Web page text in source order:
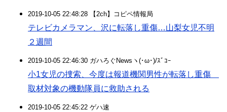
2019-10-05 22:48:28 【2ch】コピペ情報局
テレビカメラマン、沢に転落し重傷…山梨女児不明
２週間
2019-10-05 22:46:30 ガハろぐNewsヽ(･ω･)/ｽﾞｺｰ
小1女児の捜索、今度は報道機関男性が転落し重傷
取材対象の機動隊員に救助される
2019-10-05 22:45:22 ゲハ速